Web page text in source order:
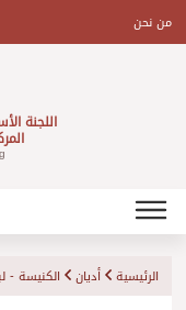
contentمن نحن
اللجنة
الرئيسية أديان الكنيسة -